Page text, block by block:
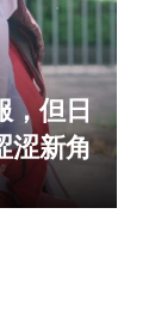
，但日
涩新角